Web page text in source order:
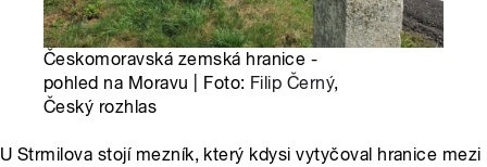
Českomoravská zemská hranice -
pohled na Moravu | Foto: Filip Černý,
Český rozhlas
U Strmilova stojí mezník, který kdysi vytyčoval hranice mezi